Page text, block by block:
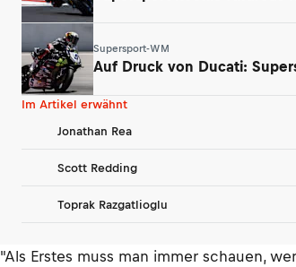
Supersport-WM
Auf Druck von Ducati:
Im Artikel erwähnt
Jonathan Rea
Scott Redding
Toprak Razgatlioglu
"Als Erstes muss man immer schauen,